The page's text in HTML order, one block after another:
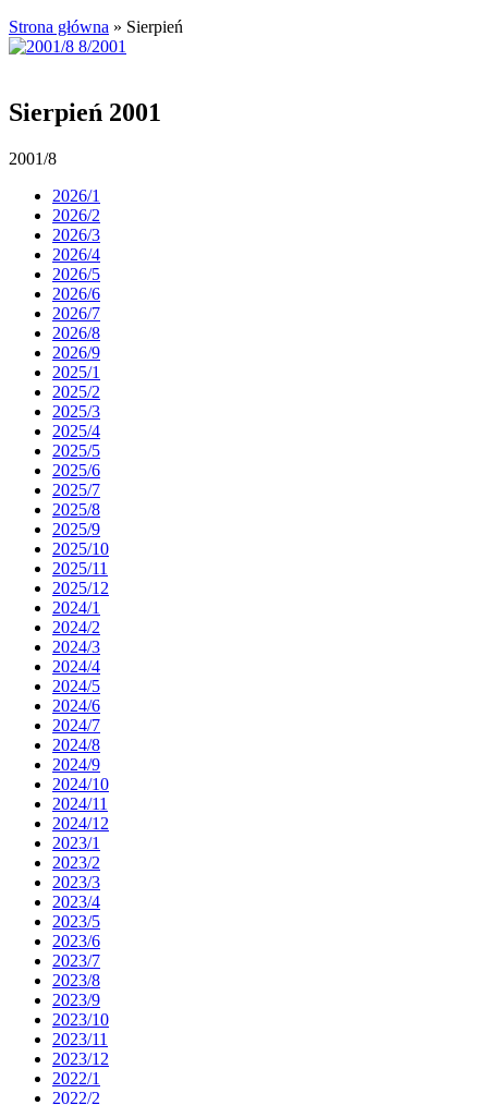
Strona główna » Sierpień
Sierpień 2001
2001/8
2026/1
2026/2
2026/3
2026/4
2026/5
2026/6
2026/7
2026/8
2026/9
2025/1
2025/2
2025/3
2025/4
2025/5
2025/6
2025/7
2025/8
2025/9
2025/10
2025/11
2025/12
2024/1
2024/2
2024/3
2024/4
2024/5
2024/6
2024/7
2024/8
2024/9
2024/10
2024/11
2024/12
2023/1
2023/2
2023/3
2023/4
2023/5
2023/6
2023/7
2023/8
2023/9
2023/10
2023/11
2023/12
2022/1
2022/2